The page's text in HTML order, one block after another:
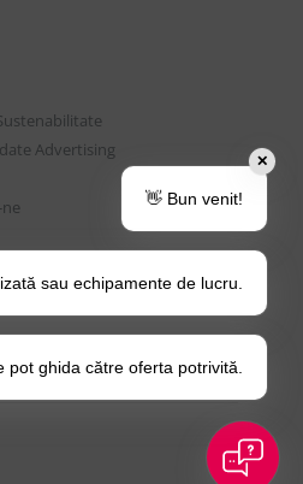
Advertising
✕
👋 Bun venit!
sau echipamente de lucru.
ghida către oferta potrivită.